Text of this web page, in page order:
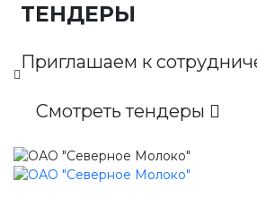
ТЕНДЕРЫ
Приглашаем к
Смотреть тендеры